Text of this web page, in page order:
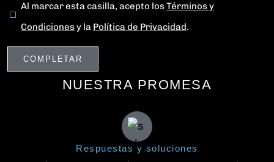
Al marcar esta casilla, acepto losTérminos y
Condicionesy la Política de Privacidad.
NUESTRA PROMESA
Respuestas y soluciones